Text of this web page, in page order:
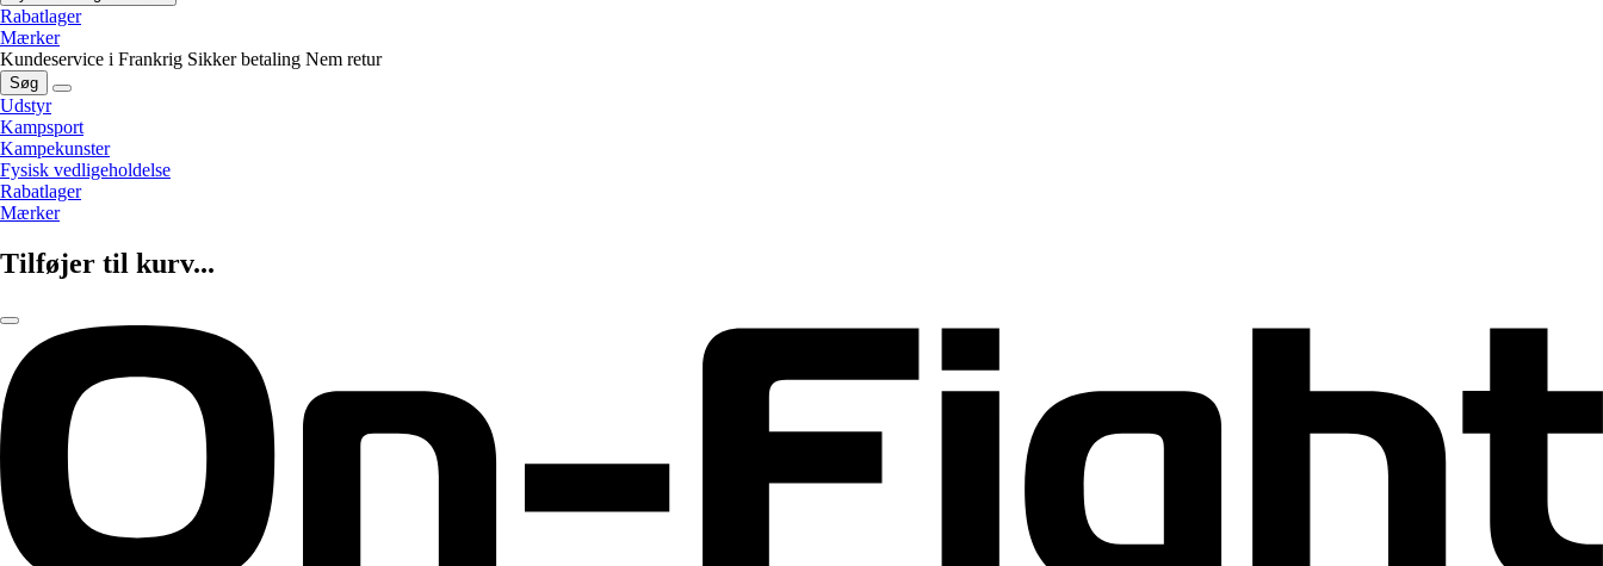
Rabatlager
Mærker
Kundeservice i Frankrig Sikker betaling Nem retur
Søg
Udstyr
Kampsport
Kampekunster
Fysisk vedligeholdelse
Rabatlager
Mærker
Tilføjer til kurv...